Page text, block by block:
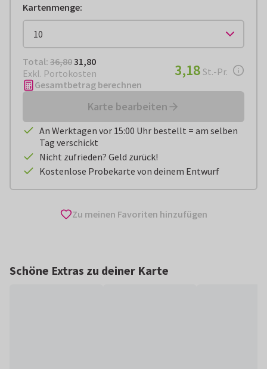
Kartenmenge:
Total: € 31,80
Total: 36,8031,80
Exkl. Portokosten
€ 3,18pro Stück
3,18 St.-Pr.
Gesamtbetrag berechnen
Karte bearbeiten
An Werktagen vor 15:00 Uhr bestellt = am selben
Tag verschickt
Nicht zufrieden? Geld zurück!
Kostenlose Probekarte von deinem Entwurf
Zu meinen Favoriten hinzufügen
Schöne Extras zu deiner Karte